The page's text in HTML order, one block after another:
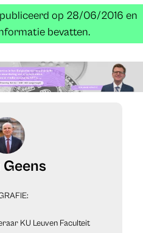
op 28/06/2016 en
bevatten.
Geens
KU Leuven Faculteit